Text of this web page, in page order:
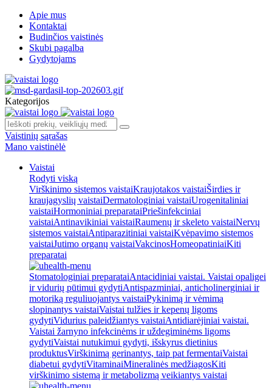
Apie mus
Kontaktai
Budinčios vaistinės
Skubi pagalba
Gydytojams
Kategorijos
Vaistinių sąrašas
Mano vaistinėlė
Vaistai
Rodyti viską
Virškinimo sistemos vaistaiKraujotakos vaistaiŠirdies ir
kraujagyslių vaistaiDermatologiniai vaistaiUrogenitaliniai
vaistaiHormoniniai preparataiPriešinfekciniai
vaistaiAntinavikiniai vaistaiRaumenų ir skeleto vaistaiNervų
sistemos vaistaiAntiparazitiniai vaistaiKvėpavimo sistemos
vaistaiJutimo organų vaistaiVakcinosHomeopatiniaiKiti
preparatai
Stomatologiniai preparataiAntacidiniai vaistai. Vaistai opaligei
ir vidurių pūtimui gydytiAntispazminiai, anticholinerginiai ir
motoriką reguliuojantys vaistaiPykinimą ir vėmimą
slopinantys vaistaiVaistai tulžies ir kepenų ligoms
gydytiVidurius paleidžiantys vaistaiAntidiarėjiniai vaistai.
Vaistai žarnyno infekcinėms ir uždegiminėms ligoms
gydytiVaistai nutukimui gydyti, išskyrus dietinius
produktusVirškinimą gerinantys, taip pat fermentaiVaistai
diabetui gydytiVitaminaiMineralinės medžiagosKiti
virškinimo sistemą ir metabolizmą veikiantys vaistai